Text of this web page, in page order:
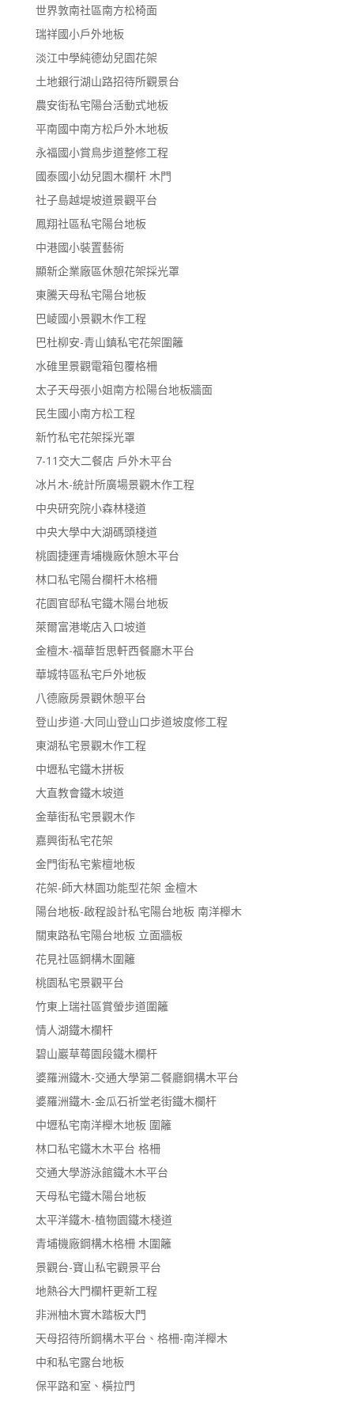
世界敦南社區南方松椅面
瑞祥國小戶外地板
淡江中學純德幼兒園花架
土地銀行湖山路招待所觀景台
農安街私宅陽台活動式地板
平南國中南方松戶外木地板
永福國小賞鳥步道整修工程
國泰國小幼兒園木欄杆 木門
社子島越堤坡道景觀平台
鳳翔社區私宅陽台地板
中港國小裝置藝術
顯新企業廠區休憩花架採光罩
東騰天母私宅陽台地板
巴崚國小景觀木作工程
巴杜柳安-青山鎮私宅花架圍籬
水碓里景觀電箱包覆格柵
太子天母張小姐南方松陽台地板牆面
民生國小南方松工程
新竹私宅花架採光罩
7-11交大二餐店 戶外木平台
冰片木-統計所廣場景觀木作工程
中央研究院小森林棧道
中央大學中大湖碼頭棧道
桃園捷運青埔機廠休憩木平台
林口私宅陽台欄杆木格柵
花園官邸私宅鐵木陽台地板
萊爾富港墘店入口坡道
金檀木-福華哲思軒西餐廳木平台
華城特區私宅戶外地板
八德廠房景觀休憩平台
登山步道-大同山登山口步道坡度修工程
東湖私宅景觀木作工程
中壢私宅鐵木拼板
大直教會鐵木坡道
金華街私宅景觀木作
嘉興街私宅花架
金門街私宅紫檀地板
花架-師大林園功能型花架 金檀木
陽台地板-啟程設計私宅陽台地板 南洋櫸木
關東路私宅陽台地板 立面牆板
花見社區鋼構木圍籬
桃園私宅景觀平台
竹東上瑞社區賞螢步道圍籬
情人湖鐵木欄杆
碧山巖草莓園段鐵木欄杆
婆羅洲鐵木-交通大學第二餐廳鋼構木平台
婆羅洲鐵木-金瓜石祈堂老街鐵木欄杆
中壢私宅南洋櫸木地板 圍籬
林口私宅鐵木木平台 格柵
交通大學游泳館鐵木木平台
天母私宅鐵木陽台地板
太平洋鐵木-植物園鐵木棧道
青埔機廠鋼構木格柵 木圍籬
景觀台-寶山私宅觀景平台
地熱谷大門欄杆更新工程
非洲柚木實木踏板大門
天母招待所鋼構木平台、格柵-南洋櫸木
中和私宅露台地板
保平路和室、橫拉門